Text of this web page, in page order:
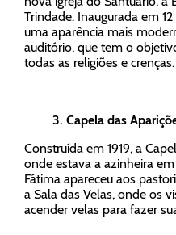
Trindade. Inaugurada em
uma aparência mais
auditório, que tem o
todas as religiões e crenças.
3. Capela das
Construída em 1919, a
onde estava a azinheira
Fátima apareceu aos
a Sala das Velas, onde os
acender velas para fazer